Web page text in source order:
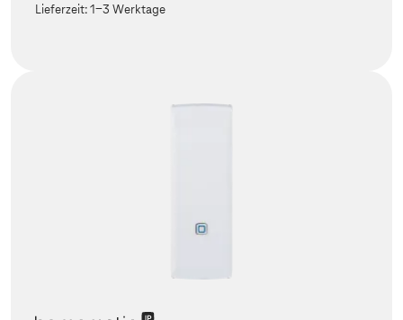
Lieferzeit:1-3 Werktage